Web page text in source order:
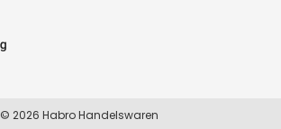
© 2026 Habro Handelswaren